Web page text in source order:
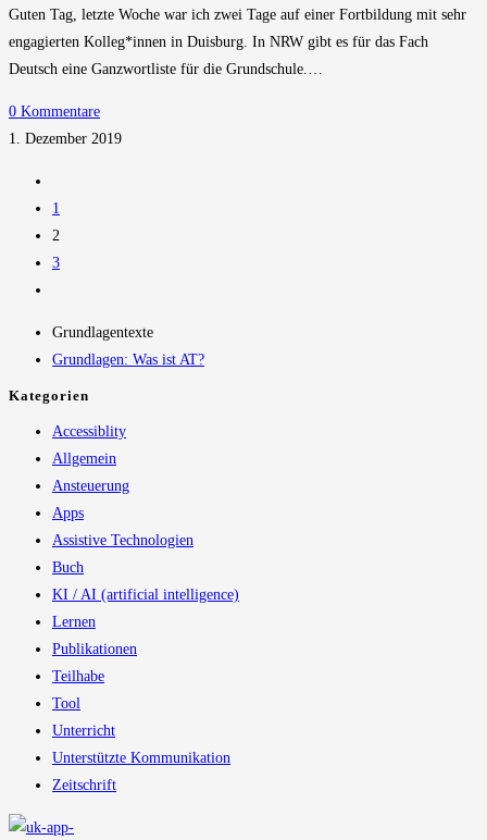
Guten Tag, letzte Woche war ich zwei Tage auf einer Fortbildung mit sehr
engagierten Kolleg*innen in Duisburg. In NRW gibt es für das Fach
Deutsch eine Ganzwortliste für die Grundschule.…
0 Kommentare
1. Dezember 2019
vorherigen
Seite
1
2
3
Grundlagentexte
Grundlagen: Was ist AT?
Kategorien
Accessiblity
Allgemein
Ansteuerung
Apps
Assistive Technologien
Buch
KI / AI (artificial intelligence)
Lernen
Publikationen
Teilhabe
Tool
Unterricht
Unterstützte Kommunikation
Zeitschrift